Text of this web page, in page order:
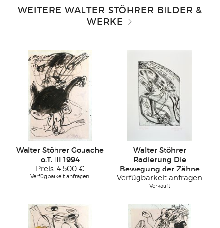
WEITERE WALTER STÖHRER BILDER &
WERKE
Walter Stöhrer Gouache
o.T. III 1994
Preis: 4.500 €
Verfügbarkeit anfragen
Walter Stöhrer
Radierung Die
Bewegung der Zähne
Verfügbarkeit anfragen
Verkauft